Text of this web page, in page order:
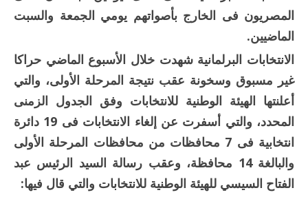
المصريون فى الخارج بأصواتهم يومي الجمعة والسبت
الماضيين.
الانتخابات البرلمانية شهدت خلال الأسبوع الماضي حراكا
غير مسبوق وسخونة عقب نتيجة المرحلة الأولى، والتي
أعلنتها الهيئة الوطنية للانتخابات وفق الجدول الزمنى
المحدد، والتي أسفرت عن إلغاء الانتخابات فى 19 دائرة
انتخابية فى 7 محافظات من محافظات المرحلة الأولى
والبالغة 14 محافظة، وعقب رسالة السيد الرئيس عبد
الفتاح السيسي للهيئة الوطنية للانتخابات والتي قال فيها: